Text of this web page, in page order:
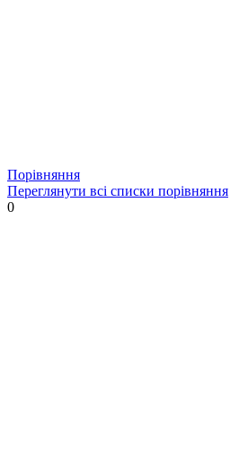
Порівняння
Переглянути всі списки порівняння
0